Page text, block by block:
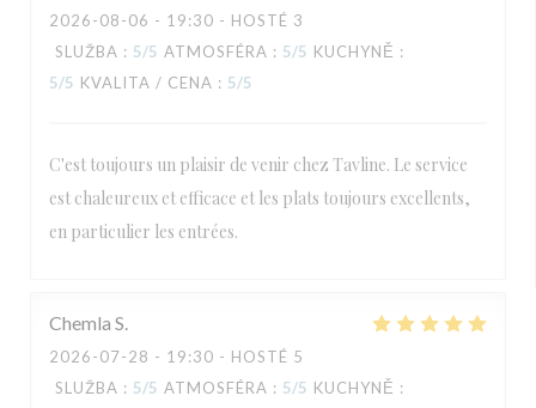
2026-08-06 - 19:30 - HOSTÉ 3
SLUŽBA : 5/5 ATMOSFÉRA : 5/5 KUCHYNĚ :
5/5 KVALITA / CENA : 5/5
C'est toujours un plaisir de venir chez Tavline. Le service
est chaleureux et efficace et les plats toujours excellents,
en particulier les entrées.
Chemla S
2026-07-28 - 19:30 - HOSTÉ 5
SLUŽBA : 5/5 ATMOSFÉRA : 5/5 KUCHYNĚ :